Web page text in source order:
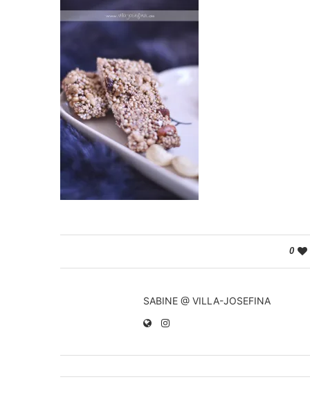
0
SABINE @ VILLA-JOSEFINA